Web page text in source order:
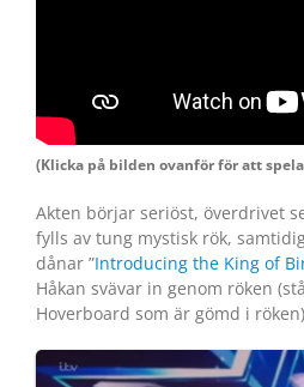
(Klicka på bilden ovanför för att
Akten börjar seriöst, överdrivet
fylls av tung mystisk rök,
dånar ”Introducing the King of
Håkan svävar in genom röken
Hoverboard som är gömd i